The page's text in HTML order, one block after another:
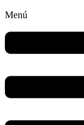
Menú